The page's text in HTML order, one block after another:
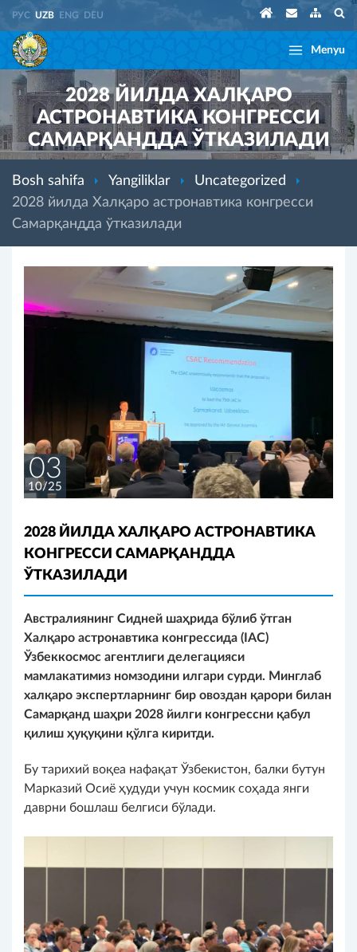
РУС UZB ENG DEU
Menyu
2028 ЙИЛДА ХАЛҚАРО
АСТРОНАВТИКА КОНГРЕССИ
САМАРҚАНДДА ЎТКАЗИЛАДИ
Bosh sahifa Yangiliklar
Uncategorized
2028 йилда Халқаро астронавтика конгресси
Самарқандда ўтказилади
03
10/25
2028 ЙИЛДА ХАЛҚАРО АСТРОНАВТИКА
КОНГРЕССИ САМАРҚАНДДА
ЎТКАЗИЛАДИ
Австралиянинг Сидней шаҳрида бўлиб ўтган
Халқаро астронавтика конгрессида (IAC)
Ўзбеккосмос агентлиги делегацияси
мамлакатимиз номзодини илгари сурди. Минглаб
халқаро экспертларнинг бир овоздан қарори билан
Самарқанд шаҳри 2028 йилги конгрессни қабул
қилиш ҳуқуқини қўлга киритди.
Бу тарихий воқеа нафақат Ўзбекистон, балки бутун
Марказий Осиё ҳудуди учун космик соҳада янги
даврни бошлаш белгиси бўлади.